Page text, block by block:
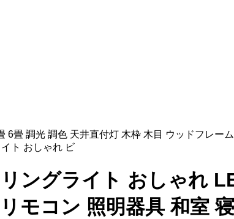
畳 調光 調色 天井直付灯 木枠 木目 ウッドフレー
ト おしゃれ ビ
ングライト おしゃれ
モコン 照明器具 和室